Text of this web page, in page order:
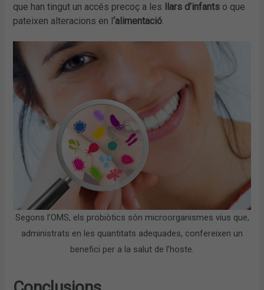
que han tingut un accés precoç a les llars d’infants o que
pateixen alteracions en l‘alimentació.
Segons l’OMS, els probiòtics són microorganismes vius que,
administrats en les quantitats adequades, confereixen un
benefici per a la salut de l’hoste.